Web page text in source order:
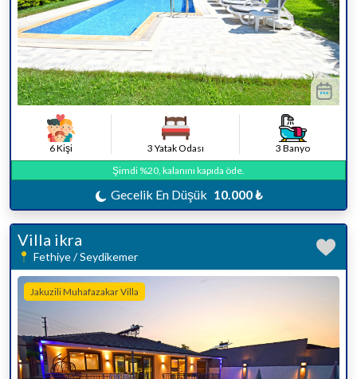
6 Kişi 3 Yatak Odası
3 Banyo
Şimdi %20, kalanını kapıda öde.
Gecelik En Düşük 10.000 ₺
Villa ikra
Fethiye / Seydikemer
Jakuzili Muhafazakar Villa